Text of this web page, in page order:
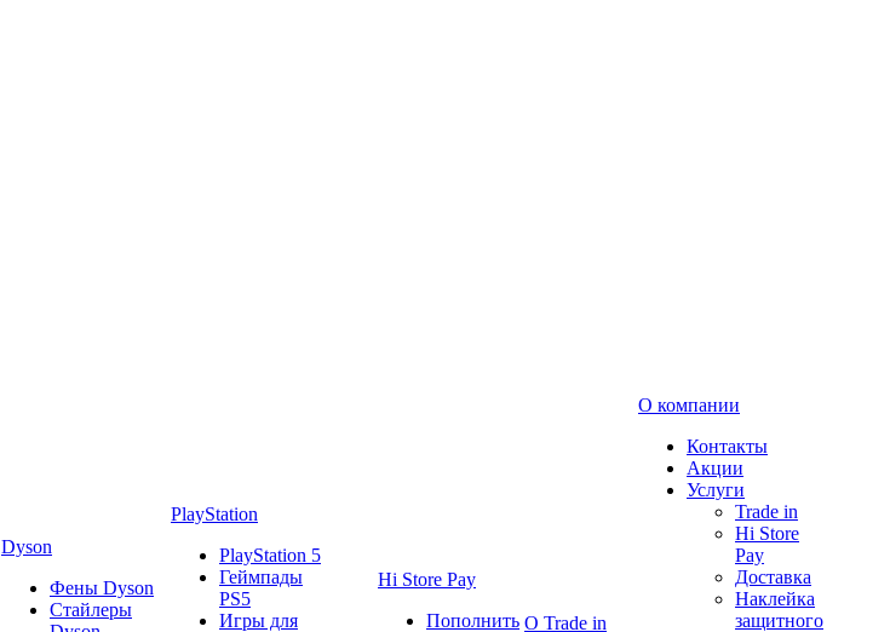
Dyson
Фены Dyson
Стайлеры
PlayStation
PlayStation 5
Геймпады
PS5
Игры для
Hi Store Pay
Пополнить О Trade in
О компании
Контакты
Акции
Услуги
Trade in
Hi Store
Pay
Доставка
Наклейка
защитного